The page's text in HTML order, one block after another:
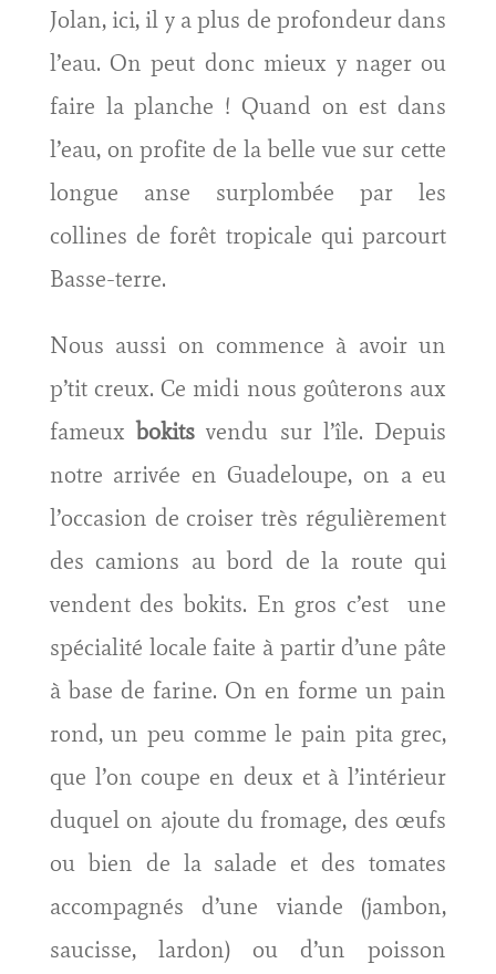
Jolan, ici, il y a plus de profondeur dans
l’eau. On peut donc mieux y nager ou
faire la planche ! Quand on est dans
l’eau, on profite de la belle vue sur cette
longue anse surplombée par les
collines de forêt tropicale qui parcourt
Basse-terre.
Nous aussi on commence à avoir un
p’tit creux. Ce midi nous goûterons aux
fameuxbokits vendu sur l’île. Depuis
notre arrivée en Guadeloupe, on a eu
l’occasion de croiser très régulièrement
des camions au bord de la route qui
vendent des bokits. En gros c’est une
spécialité locale faite à partir d’une pâte
à base de farine. On en forme un pain
rond, un peu comme le pain pita grec,
que l’on coupe en deux et à l’intérieur
duquel on ajoute du fromage, des œufs
ou bien de la salade et des tomates
accompagnés d’une viande (jambon,
saucisse, lardon) ou d’un poisson